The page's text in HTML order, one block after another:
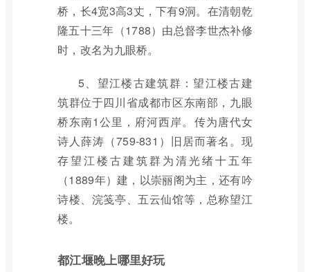
桥，长4宽3高3丈，下有9洞。在清朝乾
隆五十三年（1788）由总督李世杰补修
时，改名为九眼桥。
5、望江楼古建筑群：望江楼古建
筑群位于四川省成都市区东南部，九眼
桥东南1公里，府河西岸。传为唐代女
诗人薛涛（759-831）旧居而著名。现
存望江楼古建筑群为清光绪十五年
（1889年）建，以崇丽阁为主，还有吟
诗楼、浣笺亭、五云仙馆等，总称望江
楼。
都江堰晚上哪里好玩